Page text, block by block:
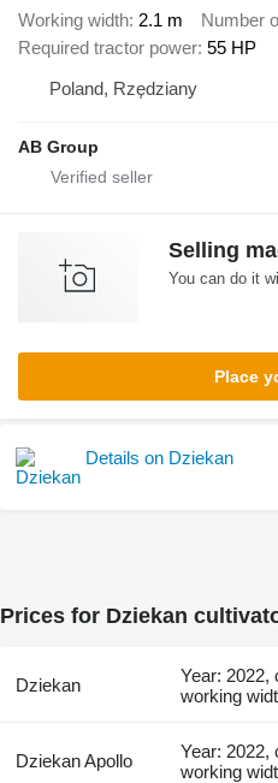
Working width 2.1 m Number
Required tractor power 55 HP
Poland, Rzędziany
AB Group
Selling
You can do it
Place
Details on Dziekan
Prices for Dziekan
Dziekan
Year: 2022,
working
Dziekan Apollo
Year: 2022,
working